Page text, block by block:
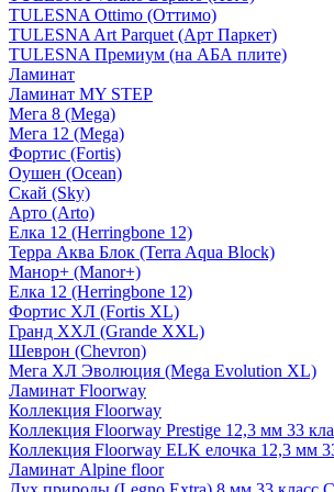
TULESNA Ottimo (Оттимо)
TULESNA Art Parquet (Арт Паркет)
TULESNA Премиум (на АБА плите)
Ламинат
Ламинат MY STEP
Мега 8 (Mega)
Мега 12 (Mega)
Фортис (Fortis)
Оушен (Ocean)
Скай (Sky)
Арто (Arto)
Елка 12 (Herringbone 12)
Терра Аква Блок (Terra Aqua Block)
Манор+ (Manor+)
Елка 12 (Herringbone 12)
Фортис ХЛ (Fortis XL)
Гранд ХХЛ (Grande XXL)
Шеврон (Chevron)
Мега ХЛ Эволюция (Mega Evolution XL)
Ламинат Floorway
Коллекция Floorway
Коллекция Floorway Prestige 12,3 мм 33
Коллекция Floorway ELK елочка 12,3 мм
Ламинат Alpine floor